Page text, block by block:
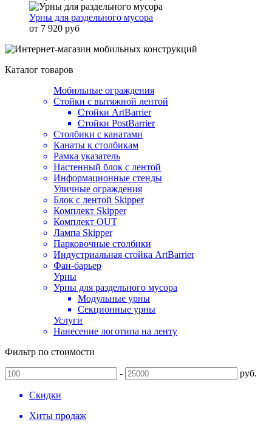
Урны для раздельного мусора
от 7 920 руб
Каталог товаров
Мобильные ограждения
Стойки с вытяжной лентой
Стойки ArtBarrier
Стойки PostBarrier
Столбики с канатами
Канаты к столбикам
Рамка указатель
Настенный блок с лентой
Информационные стенды
Уличные ограждения
Блок с лентой Skipper
Комплект Skipper
Комплект OUT
Лампа Skipper
Парковочные столбики
Индустриальная стойка ArtBarrier
Фан-барьер
Урны
Урны для раздельного мусора
Модульные урны
Секционные урны
Услуги
Нанесение логотипа на ленту
Фильтр по стоимости
- руб.
Скидки
Хиты продаж